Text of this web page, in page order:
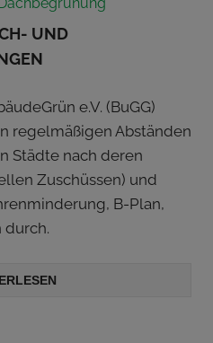
UND
e.V. (BuGG)
regelmäßigen Abständen
Städte nach deren
Zuschüssen) und
B-Plan,
durch.